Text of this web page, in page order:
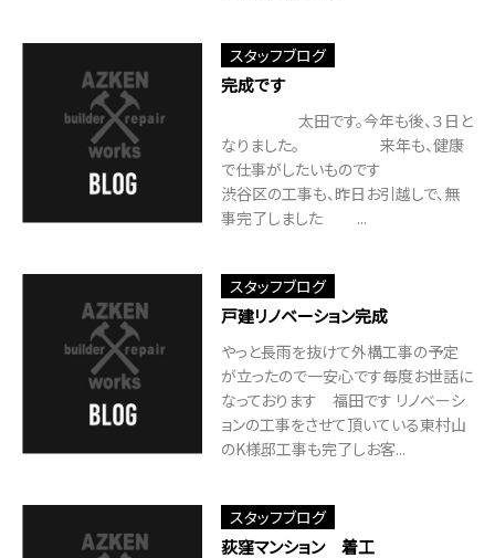
スタッフブログ
完成です
太田です。今年も後、３日と
なりました。 来年も、健康
で仕事がしたいものです
渋谷区の工事も、昨日お引越しで、無
事完了しました ...
スタッフブログ
戸建リノベーション完成
やっと長雨を抜けて外構工事の予定
が立ったので一安心です毎度お世話に
なっております 福田です リノベーシ
ョンの工事をさせて頂いている東村山
のK様邸工事も完了しお客...
スタッフブログ
荻窪マンション 着工